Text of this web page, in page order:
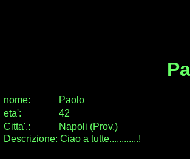
nome:
Paolo
eta':
42
Citta'.:
Napoli (Prov.)
Descrizione: Ciao a tutte............!